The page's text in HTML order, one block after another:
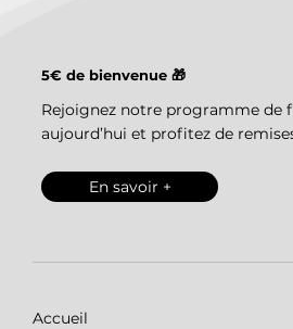
5€ de bienvenue 🎁
Rejoignez notre programme de
aujourd’hui et profitez de
En savoir +
Accueil